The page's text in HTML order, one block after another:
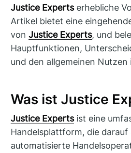
Justice Expertserhebliche
Artikel bietet eine
vonJustice Experts, und
Hauptfunktionen,
und den allgemeinen Nutzen
Was ist Justice
Justice Expertsist eine
Handelsplattform, die darauf
automatisierte